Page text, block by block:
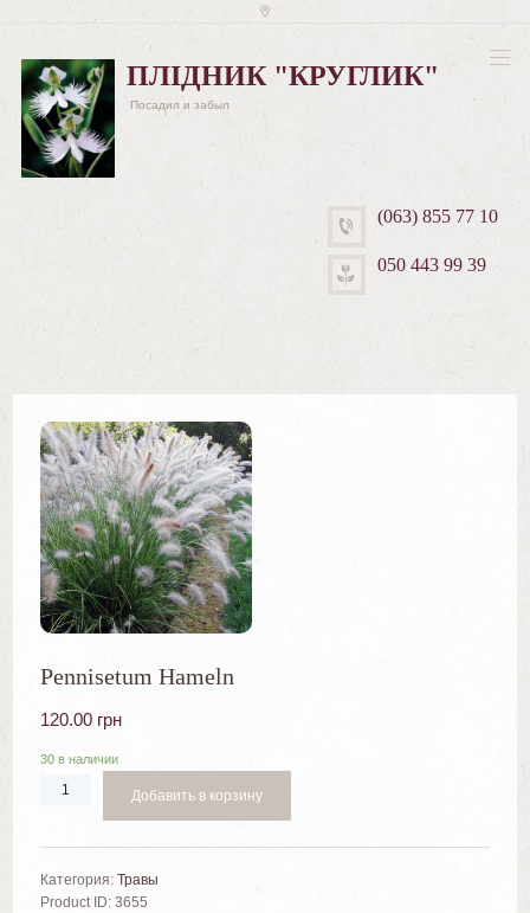
ПЛІДНИК "КРУГЛИК"
Посадил и забыл
(063) 855 77 10
050 443 99 39
Pennisetum Hameln
120.00 грн
30 в наличии
Добавить в корзину
Категория: Травы
Product ID: 3655